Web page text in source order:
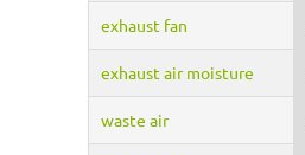
exhaust fan
exhaust air moisture
waste air